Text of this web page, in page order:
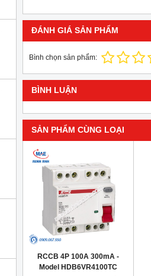
ĐÁNH GIÁ SẢN PHẨM
Bình chọn sản phẩm:
BÌNH LUẬN
SẢN PHẨM CÙNG LOẠI
RCCB 4P 100A 300mA -
Model HDB6VR4100TC